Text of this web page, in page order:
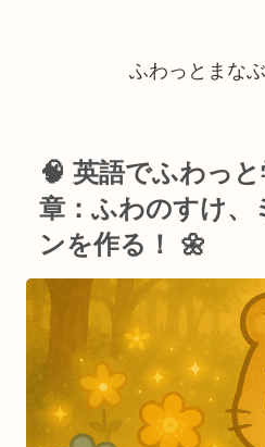
ふわっとまな
🧠 英語でふわっ
章：ふわのすけ、
ンを作る！ 🌼